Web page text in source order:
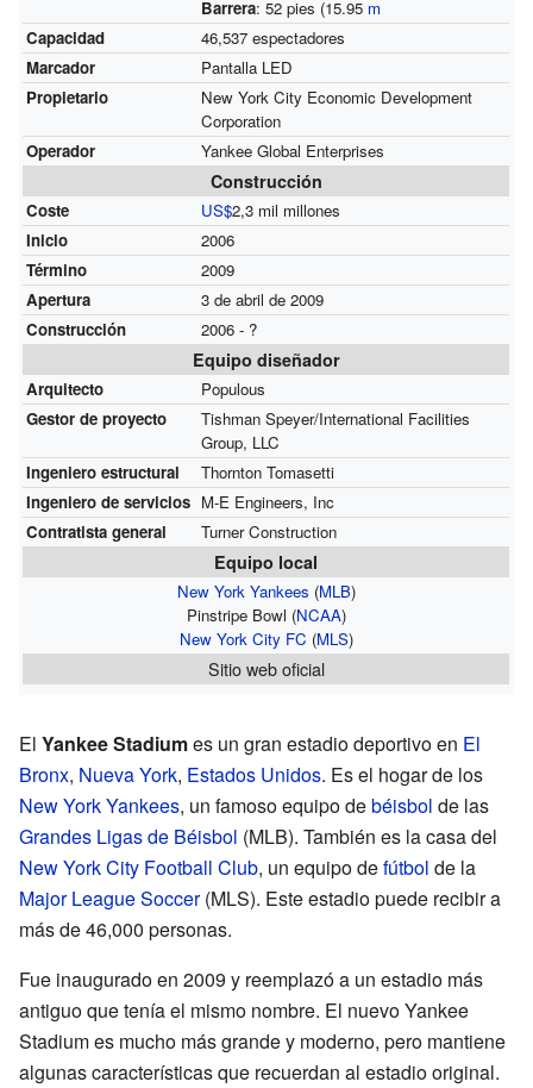
Barrera: 52 pies (15.95 m
Capacidad
46,537 espectadores
Marcador
Pantalla LED
Propietario
New York City Economic Development
Corporation
Operador
Yankee Global Enterprises
Construcción
Coste US$2,3 mil millones
Inicio
2006
Término
2009
Apertura
3 de abril de 2009
Construcción
2006 - ?
Equipo diseñador
Arquitecto
Populous
Gestor de proyecto
Tishman Speyer/International Facilities
Group, LLC
Ingeniero estructural
Thornton Tomasetti
Ingeniero de servicios M-E Engineers, Inc
Contratista general
Turner Construction
Equipo local
New York Yankees (MLB)
Pinstripe Bowl (NCAA)
New York City FC (MLS)
Sitio web oficial
El Yankee Stadiumes un gran estadio deportivo en El
Bronx, Nueva York, Estados Unidos. Es el hogar de los
New York Yankees, un famoso equipo debéisbol de las
Grandes Ligas de Béisbol (MLB). También es la casa del
New York City Football Club, un equipo defútbol de la
Major League Soccer(MLS). Este estadio puede recibir a
más de 46,000 personas.
Fue inaugurado en 2009 y reemplazó a un estadio más
antiguo que tenía el mismo nombre. El nuevo Yankee
Stadium es mucho más grande y moderno, pero mantiene
algunas características que recuerdan al estadio original.